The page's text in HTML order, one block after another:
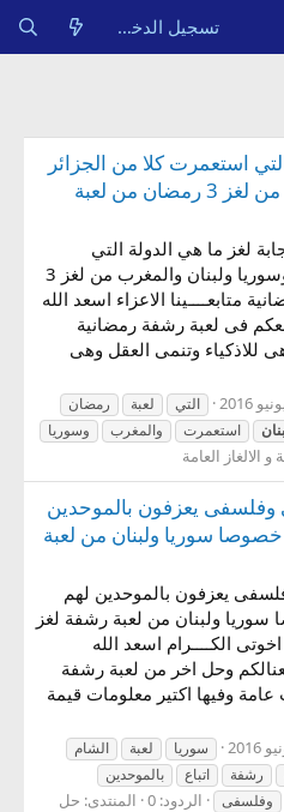
تسجيل الدخول
استعمرت كلا من الجزائر
وسوريا ولبنان والمغرب من لغز 3 رمضان من لعبة
لغز ما هي الدولة التي
استعمرت كلا من الجزائر وسوريا ولبنان والمغرب من لغز 3
متابعــــينا الاعزاء اسعد الله
فى لعبة رشفة رمضانية
للاذكياء وتنمى العقل وهى
التي لعبة
رمضان
استعمرت والمغرب وسوريا
الالغاز العامة
يعزفون بالموحدين
خصوصا سوريا ولبنان من لعبة
يعزفون بالموحدين لهم
سوريا ولبنان من لعبة رشفة لغز
اخوتى الكــــرام اسعد الله
وحل اخر من لعبة رشفة
وفيها اكتير معلومات قيمة
سوريا لعبة
الشام
رشفة اتباع
بالموحدين
وفلسفى الردود: 0 المنتدى: حل